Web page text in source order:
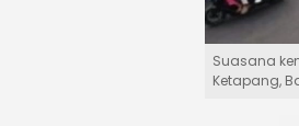
Suasana
Ketapang,